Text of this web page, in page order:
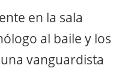
en la sala
al baile y los
vanguardista